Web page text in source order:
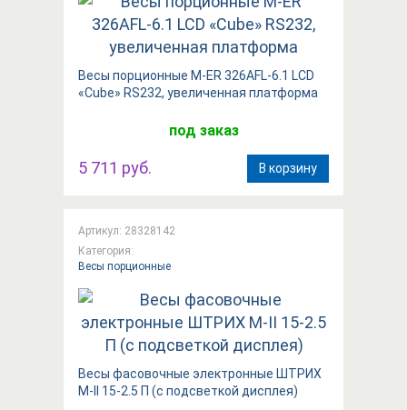
Весы порционные M-ER 326AFL-6.1 LCD
«Cube» RS232, увеличенная платформа
под заказ
5 711 руб. В корзину
Артикул: 28328142
Категория:
Весы порционные
Весы фасовочные электронные ШТРИХ
М-II 15-2.5 П (с подсветкой дисплея)